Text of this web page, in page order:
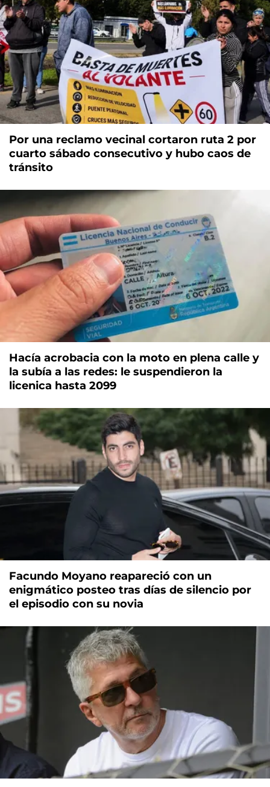
Por una reclamo vecinal cortaron ruta 2 por
cuarto sábado consecutivo y hubo caos de
tránsito
Hacía acrobacia con la moto en plena calle y
la subía a las redes: le suspendieron la
licenica hasta 2099
Facundo Moyano reapareció con un
enigmático posteo tras días de silencio por
el episodio con su novia